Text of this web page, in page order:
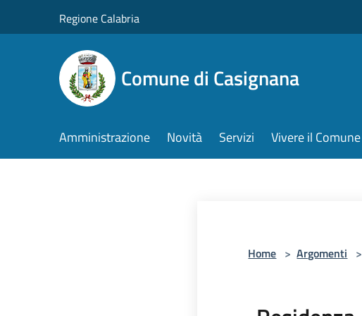
Regione Calabria
Comune di Casignana
Amministrazione Novità Servizi Vivere il Comune
Home > Argomenti >